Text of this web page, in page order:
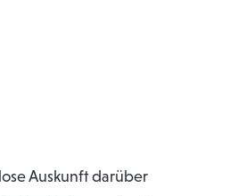
Auskunft darüber